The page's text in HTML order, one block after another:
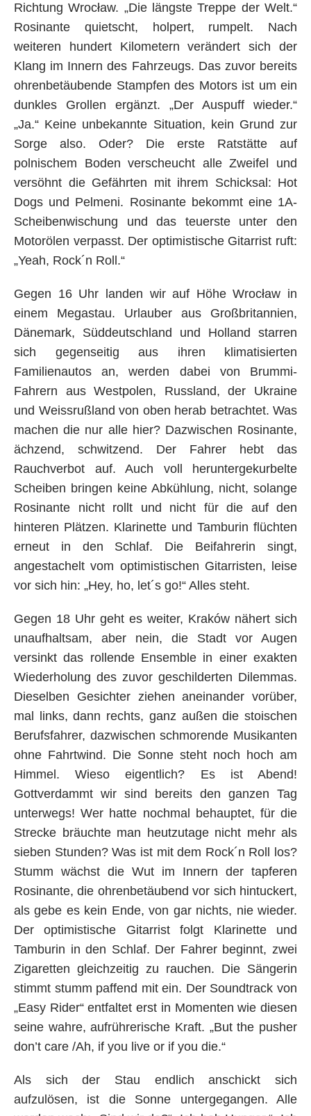
Richtung Wrocław. „Die längste Treppe der Welt.“
Rosinante quietscht, holpert, rumpelt. Nach
weiteren hundert Kilometern verändert sich der
Klang im Innern des Fahrzeugs. Das zuvor bereits
ohrenbetäubende Stampfen des Motors ist um ein
dunkles Grollen ergänzt. „Der Auspuff wieder.“
„Ja.“ Keine unbekannte Situation, kein Grund zur
Sorge also. Oder? Die erste Ratstätte auf
polnischem Boden verscheucht alle Zweifel und
versöhnt die Gefährten mit ihrem Schicksal: Hot
Dogs und Pelmeni. Rosinante bekommt eine 1A-
Scheibenwischung und das teuerste unter den
Motorölen verpasst. Der optimistische Gitarrist ruft:
„Yeah, Rock´n Roll.“
Gegen 16 Uhr landen wir auf Höhe Wrocław in
einem Megastau. Urlauber aus Großbritannien,
Dänemark, Süddeutschland und Holland starren
sich gegenseitig aus ihren klimatisierten
Familienautos an, werden dabei von Brummi-
Fahrern aus Westpolen, Russland, der Ukraine
und Weissrußland von oben herab betrachtet. Was
machen die nur alle hier? Dazwischen Rosinante,
ächzend, schwitzend. Der Fahrer hebt das
Rauchverbot auf. Auch voll heruntergekurbelte
Scheiben bringen keine Abkühlung, nicht, solange
Rosinante nicht rollt und nicht für die auf den
hinteren Plätzen. Klarinette und Tamburin flüchten
erneut in den Schlaf. Die Beifahrerin singt,
angestachelt vom optimistischen Gitarristen, leise
vor sich hin: „Hey, ho, let´s go!“ Alles steht.
Gegen 18 Uhr geht es weiter, Kraków nähert sich
unaufhaltsam, aber nein, die Stadt vor Augen
versinkt das rollende Ensemble in einer exakten
Wiederholung des zuvor geschilderten Dilemmas.
Dieselben Gesichter ziehen aneinander vorüber,
mal links, dann rechts, ganz außen die stoischen
Berufsfahrer, dazwischen schmorende Musikanten
ohne Fahrtwind. Die Sonne steht noch hoch am
Himmel. Wieso eigentlich? Es ist Abend!
Gottverdammt wir sind bereits den ganzen Tag
unterwegs! Wer hatte nochmal behauptet, für die
Strecke bräuchte man heutzutage nicht mehr als
sieben Stunden? Was ist mit dem Rock´n Roll los?
Stumm wächst die Wut im Innern der tapferen
Rosinante, die ohrenbetäubend vor sich hintuckert,
als gebe es kein Ende, von gar nichts, nie wieder.
Der optimistische Gitarrist folgt Klarinette und
Tamburin in den Schlaf. Der Fahrer beginnt, zwei
Zigaretten gleichzeitig zu rauchen. Die Sängerin
stimmt stumm paffend mit ein. Der Soundtrack von
„Easy Rider“ entfaltet erst in Momenten wie diesen
seine wahre, aufrührerische Kraft. „But the pusher
don’t care /Ah, if you live or if you die.“
Als sich der Stau endlich anschickt sich
aufzulösen, ist die Sonne untergegangen. Alle